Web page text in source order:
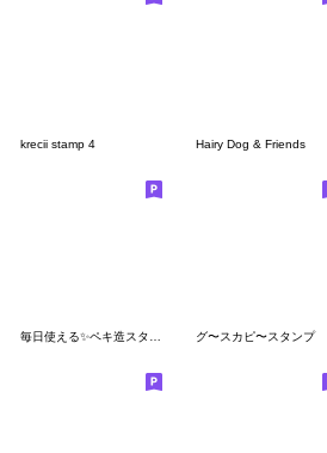
krecii stamp 4 Hairy Dog & Friends
グ〜スカピ〜スタンプ